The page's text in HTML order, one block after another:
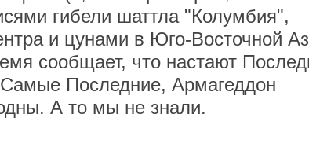
гибели шаттла "Колумбия",
и цунами в Юго-Восточной
сообщает, что настают
Последние, Армагеддон
А то мы не знали.